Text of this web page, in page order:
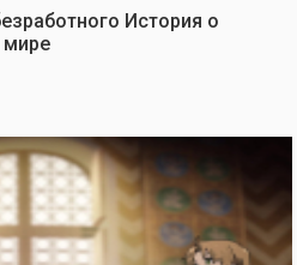
История о
мире